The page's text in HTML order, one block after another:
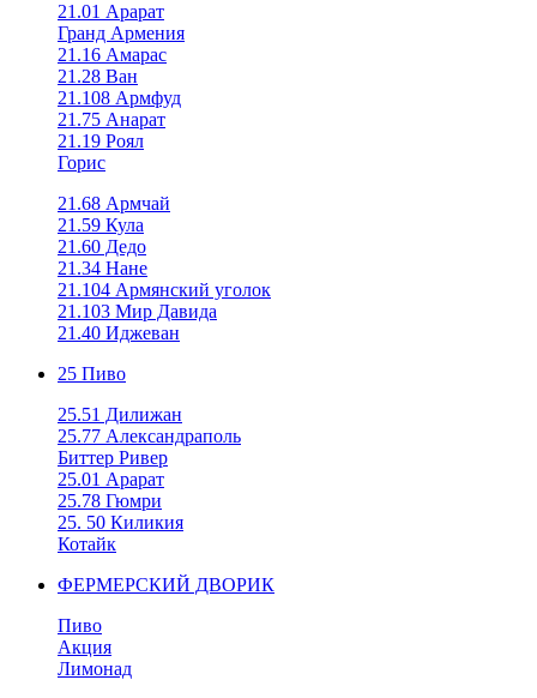
21.01 Арарат
Гранд Армения
21.16 Амарас
21.28 Ван
21.108 Армфуд
21.75 Анарат
21.19 Роял
Горис
21.68 Армчай
21.59 Кула
21.60 Дедо
21.34 Нане
21.104 Армянский уголок
21.103 Мир Давида
21.40 Иджеван
25 Пиво
25.51 Дилижан
25.77 Александраполь
Биттер Ривер
25.01 Арарат
25.78 Гюмри
25. 50 Киликия
Котайк
ФЕРМЕРСКИЙ ДВОРИК
Пиво
Акция
Лимонад